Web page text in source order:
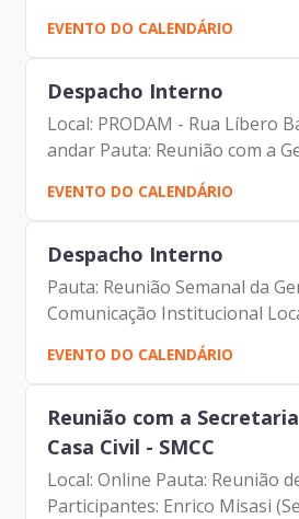
Participantes: - Francisco
Prodam-SP - André Tomiatto -
Presidência |...
EVENTO DO CALENDÁRIO
Despacho Interno
Local: PRODAM - Rua Líbero
andar Pauta: Reunião com a
Agilidade e Projetos/DRM
Francisco Forbes – Presidente
André Tomiatto - Assessor...
EVENTO DO CALENDÁRIO
Despacho Interno
Pauta: Reunião Semanal da
Comunicação Institucional
Participantes: - Francisco
Prodam-SP - André Tomiatto -
Presidência | Prodam-SP -...
EVENTO DO CALENDÁRIO
Reunião com a
Casa Civil - SMCC
Local: Online Pauta: Reunião
Participantes: Enrico Misasi